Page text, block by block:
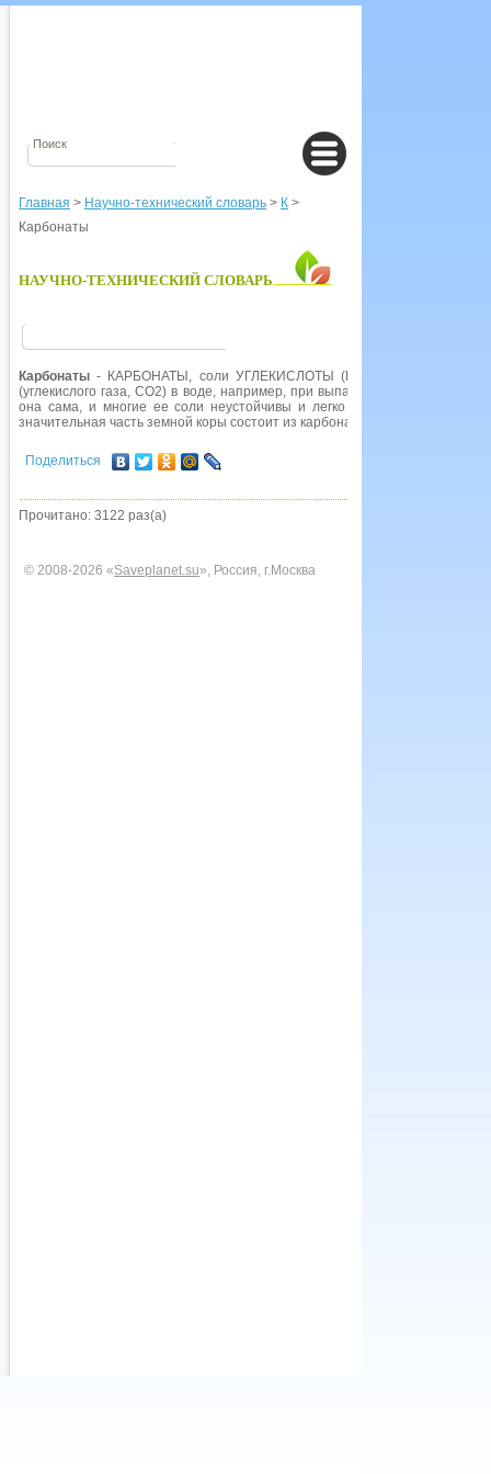
Главная > Научно-технический словарь > К >
Карбонаты
НАУЧНО-ТЕХНИЧЕСКИЙ СЛОВАРЬ
Карбонаты - КАРБОНАТЫ, соли УГЛЕКИСЛОТЫ (Н2СО3), образующиеся
(углекислого газа, СО2) в воде, например, при выпадении дождя.
она сама, и многие ее соли неустойчивы и легко разлагаются с
значительная часть земной коры состоит из карбонатов, таких как
Поделиться
Прочитано: 3122 раз(а)
© 2008-2026 «Saveplanet.su», Россия, г.Москва